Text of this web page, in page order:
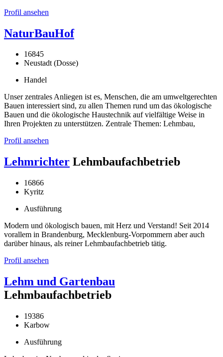
Profil ansehen
NaturBauHof
16845
Neustadt (Dosse)
Handel
Unser zentrales Anliegen ist es, Menschen, die am umweltgerechten
Bauen interessiert sind, zu allen Themen rund um das ökologische
Bauen und die ökologische Haustechnik auf vielfältige Weise in
Ihren Projekten zu unterstützen. Zentrale Themen: Lehmbau,
Profil ansehen
Lehmrichter Lehmbaufachbetrieb
16866
Kyritz
Ausführung
Modern und ökologisch bauen, mit Herz und Verstand! Seit 2014
vorallem in Brandenburg, Mecklenburg-Vorpommern aber auch
darüber hinaus, als reiner Lehmbaufachbetrieb tätig.
Profil ansehen
Lehm und Gartenbau
Lehmbaufachbetrieb
19386
Karbow
Ausführung